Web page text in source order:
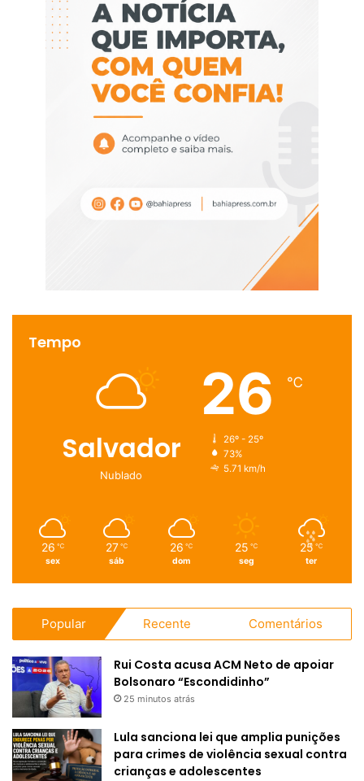
Tempo
Salvador
Nublado
26 ℃
26º - 25º
73%
5.71 km/h
26 ℃
sex
27 ℃
sáb
26 ℃
dom
25 ℃
seg
25 ℃
ter
Popular Recente Comentários
Rui Costa acusa ACM Neto de apoiar
Bolsonaro “Escondidinho”
25 minutos atrás
Lula sanciona lei que amplia punições
para crimes de violência sexual contra
crianças e adolescentes